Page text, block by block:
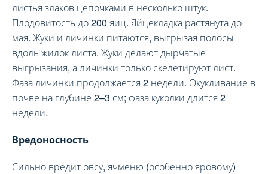
листья злаков цепочками в несколько штук.
Плодовитость до 200 яиц. Яйцекладка растянута до
мая. Жуки и личинки питаются, выгрызая полосы
вдоль жилок листа. Жуки делают дырчатые
выгрызания, а личинки только скелетируют лист.
Фаза личинки продолжается 2 недели. Окукливание в
почве на глубине 2–3 см; фаза куколки длится 2
недели.
Вредоносность
Сильно вредит овсу, ячменю (особенно яровому)